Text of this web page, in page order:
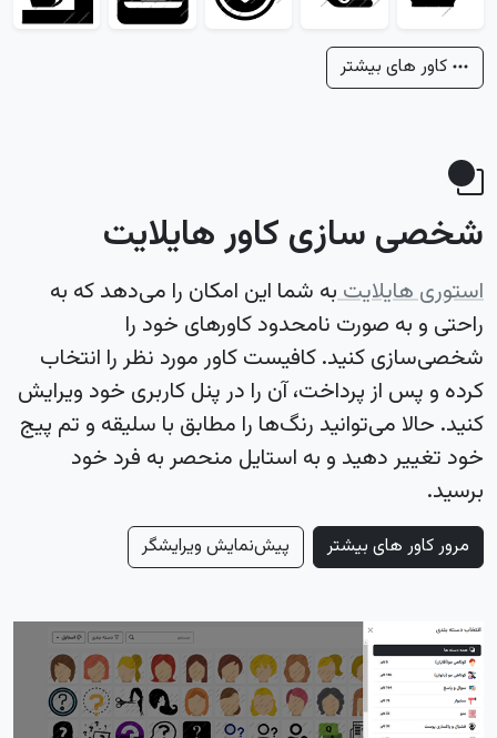
کاور های بیشتر
شخصی سازی کاور هایلایت
استوری هایلایتبه شما این امکان را می‌دهد که به
راحتی و به صورت نامحدود کاورهای خود را
شخصی‌سازی کنید. کافیست کاور مورد نظر را انتخاب
کرده و پس از پرداخت، آن را در پنل کاربری خود ویرایش
کنید. حالا می‌توانید رنگ‌ها را مطابق با سلیقه و تم پیج
خود تغییر دهید و به استایل منحصر به فرد خود
برسید.
مرور کاور های بیشتر پیش‌نمایش ویرایشگر